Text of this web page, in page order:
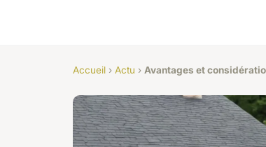
Accueil › Actu › Avantages et